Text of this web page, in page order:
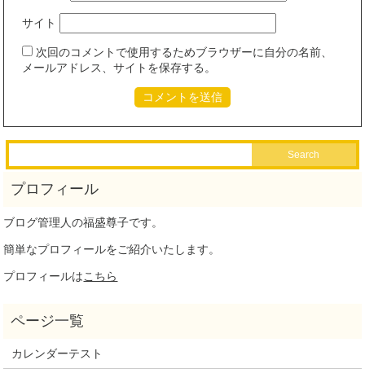
サイト
次回のコメントで使用するためブラウザーに自分の名前、
メールアドレス、サイトを保存する。
ブログ管理人の福盛尊子です。
簡単なプロフィールをご紹介いたします。
プロフィールはこちら
カレンダーテスト